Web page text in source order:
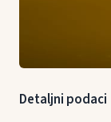
Detaljni podaci